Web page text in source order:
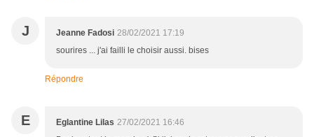
J Jeanne Fadosi 28/02/2021 17:19
sourires ... j'ai failli le choisir aussi. bises
Répondre
E Eglantine Lilas 27/02/2021 16:46